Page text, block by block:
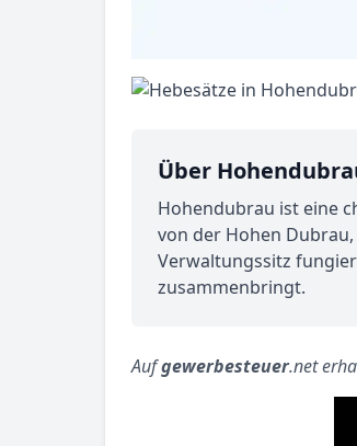
Über
Hohendubrau ist eine
von der Hohen
Verwaltungssitz
zusammenbringt.
Aufgewerbesteuer.net